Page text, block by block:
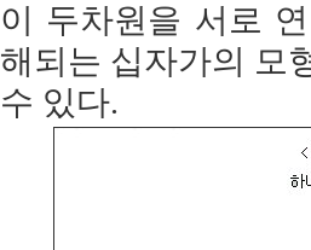
이 두차원을 서로
해되는 십자가의 모
수 있다.